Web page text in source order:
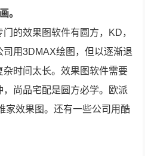
。
的效果图软件有圆方，KD，
用3DMAX绘图，但以逐渐退
时间太长。效果图软件需要
尚品宅配是圆方必学。欧派
家效果图。还有一些公司用酷